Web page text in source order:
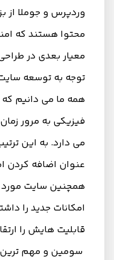
وردپرس و جوملا
محتوا هستند که
معیار بعدی در
توجه به توسعه
همه ما می دانیم
فیزیکی به مرور
می دارد. به این
عنوان اضافه کردن
همچنین سایت مورد
امکانات جدید را
قابلیت هایش را
سومین و مهم